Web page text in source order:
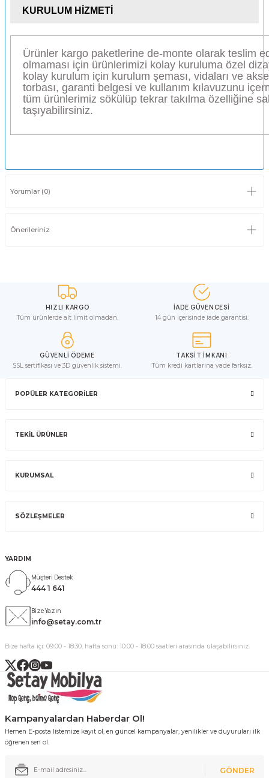
KURULUM HİZMETİ
Ürünler kargo paketlerine de-monte olarak teslim
olmaması için ürünlerimizi kolay kuruluma özel
kolay kurulum için kurulum şeması, vidaları ve
torbası, garanti belgesi ve kullanım kılavuzunu
tüm ürünlerimiz sökülüp tekrar takılma özelliğine
taşıyabilirsiniz.
Yorumlar (0)
Önerileriniz
HIZLI KARGO
Tüm ürünlerde alt limit olmadan.
İADE GÜVENCESİ
14 gün içerisinde iade garantisi.
GÜVENLİ ÖDEME
SSL sertifikası ve 3D güvenlik sistemi.
TAKSİT İMKANI
Tüm kredi kartlarına vade farksız.
POPÜLER KATEGORİLER
TEKİL ÜRÜNLER
KURUMSAL
SÖZLEŞMELER
YARDIM
Müşteri Destek
444 1 641
Bize Yazın
info@setay.com.tr
Bize hafta içi: 09:00 - 18:30, hafta sonu: 10:00 - 18:00 saatleri arasında ulaşabilirsiniz.
Kampanyalardan Haberdar Ol!
Hemen E-posta listemize kayıt ol, en güncel kampanyalar, yenilikler ve duyuruları ilk
öğrenen sen ol.
GÖNDER